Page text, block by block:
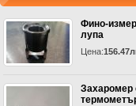
Фино-
лупа
Цена:
Захаромер